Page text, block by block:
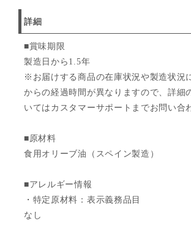
詳細
■賞味期限
製造日から1.5年
※お届けする商品の在庫状況や製造状況
からの経過時間が異なりますので、詳細
いてはカスタマーサポートまでお問い合
■原材料
食用オリーブ油（スペイン製造）
■アレルギー情報
・特定原材料：表示義務品目
なし